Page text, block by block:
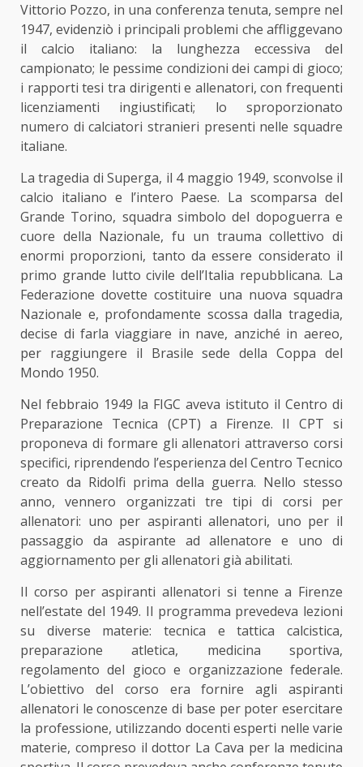
Vittorio Pozzo, in una conferenza tenuta, sempre nel
1947, evidenziò i principali problemi che affliggevano
il calcio italiano: la lunghezza eccessiva del
campionato; le pessime condizioni dei campi di gioco;
i rapporti tesi tra dirigenti e allenatori, con frequenti
licenziamenti ingiustificati; lo sproporzionato
numero di calciatori stranieri presenti nelle squadre
italiane.
La tragedia di Superga, il 4 maggio 1949, sconvolse il
calcio italiano e l’intero Paese. La scomparsa del
Grande Torino, squadra simbolo del dopoguerra e
cuore della Nazionale, fu un trauma collettivo di
enormi proporzioni, tanto da essere considerato il
primo grande lutto civile dell’Italia repubblicana. La
Federazione dovette costituire una nuova squadra
Nazionale e, profondamente scossa dalla tragedia,
decise di farla viaggiare in nave, anziché in aereo,
per raggiungere il Brasile sede della Coppa del
Mondo 1950.
Nel febbraio 1949 la FIGC aveva istituto il Centro di
Preparazione Tecnica (CPT) a Firenze. Il CPT si
proponeva di formare gli allenatori attraverso corsi
specifici, riprendendo l’esperienza del Centro Tecnico
creato da Ridolfi prima della guerra. Nello stesso
anno, vennero organizzati tre tipi di corsi per
allenatori: uno per aspiranti allenatori, uno per il
passaggio da aspirante ad allenatore e uno di
aggiornamento per gli allenatori già abilitati.
Il corso per aspiranti allenatori si tenne a Firenze
nell’estate del 1949. Il programma prevedeva lezioni
su diverse materie: tecnica e tattica calcistica,
preparazione atletica, medicina sportiva,
regolamento del gioco e organizzazione federale.
L’obiettivo del corso era fornire agli aspiranti
allenatori le conoscenze di base per poter esercitare
la professione, utilizzando docenti esperti nelle varie
materie, compreso il dottor La Cava per la medicina